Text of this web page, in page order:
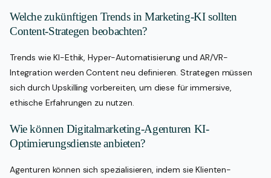
Welche zukünftigen Trends in Marketing-KI sollten
Content-Strategen beobachten?
Trends wie KI-Ethik, Hyper-Automatisierung und AR/VR-
Integration werden Content neu definieren. Strategen müssen
sich durch Upskilling vorbereiten, um diese für immersive,
ethische Erfahrungen zu nutzen.
Wie können Digitalmarketing-Agenturen KI-
Optimierungsdienste anbieten?
Agenturen können sich spezialisieren, indem sie Klienten-